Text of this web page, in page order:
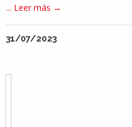
... Leer más →
31/07/2023